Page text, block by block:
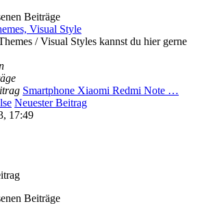
Visual Style
/ Visual Styles kannst du hier gerne
Smartphone Xiaomi Redmi Note …
Neuester Beitrag
17:49